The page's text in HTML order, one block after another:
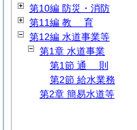
第10編 防災・消防
第11編 教 育
第12編 水道事業等
第1章 水道事業
第1節 通 則
第2節 給水業務
第2章 簡易水道等